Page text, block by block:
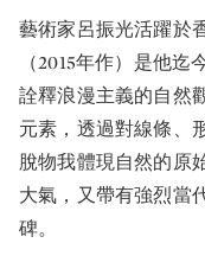
藝術家呂振光活躍於
（2015年作）是他
詮釋浪漫主義的自然
元素，透過對線條、
脫物我體現自然的原
大氣，又帶有強烈當
碑。